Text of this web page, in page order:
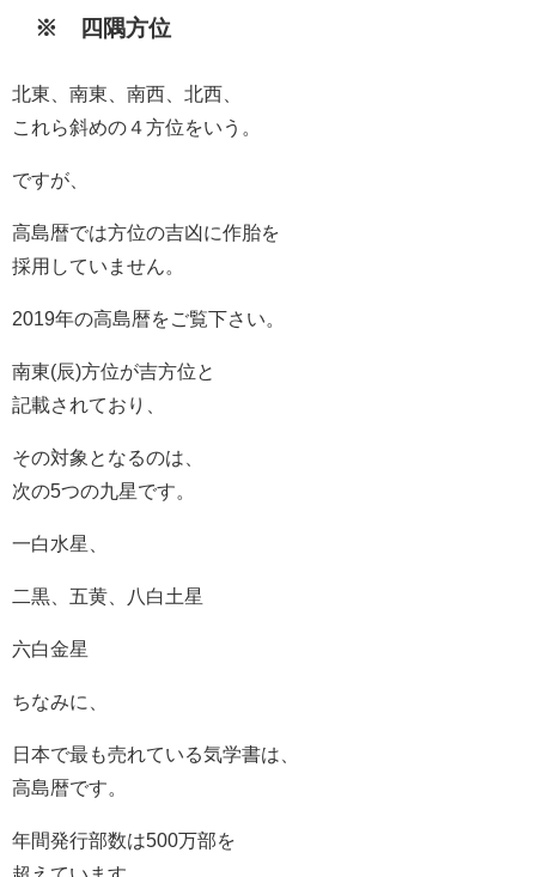
※ 四隅方位
北東、南東、南西、北西、
これら斜めの４方位をいう。
ですが、
高島暦では方位の吉凶に作胎を
採用していません。
2019年の高島暦をご覧下さい。
南東(辰)方位が吉方位と
記載されており、
その対象となるのは、
次の5つの九星です。
一白水星、
二黒、五黄、八白土星
六白金星
ちなみに、
日本で最も売れている気学書は、
高島暦です。
年間発行部数は500万部を
超えています。